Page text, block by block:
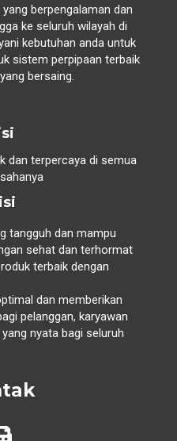
berpengalaman dan
ke seluruh wilayah di
kebutuhan anda untuk
sistem perpipaan terbaik
bersaing.
dan terpercaya di semua
tangguh dan mampu
sehat dan terhormat
terbaik dengan
dan memberikan
pelanggan, karyawan
nyata bagi seluruh